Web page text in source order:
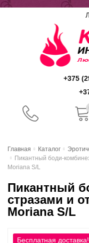
+375
Главная Каталог
Пикантный боди-
Moriana S/L
Пикантный
стразами и
Moriana S/L